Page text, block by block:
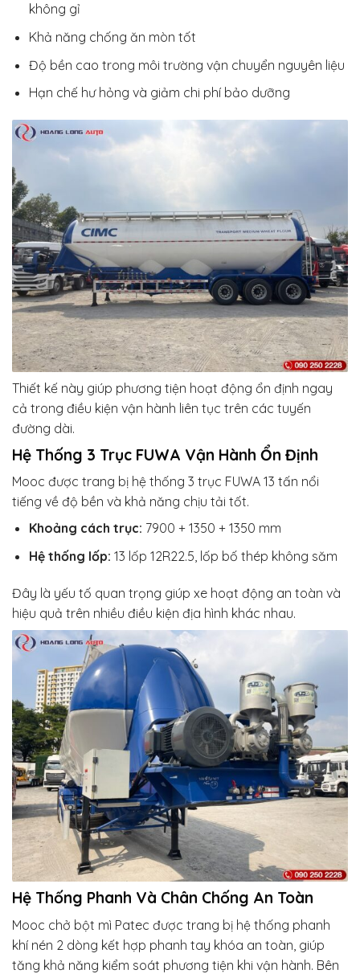
không gỉ
Khả năng chống ăn mòn tốt
Độ bền cao trong môi trường vận chuyển nguyên liệu
Hạn chế hư hỏng và giảm chi phí bảo dưỡng
Thiết kế này giúp phương tiện hoạt động ổn định ngay
cả trong điều kiện vận hành liên tục trên các tuyến
đường dài.
Hệ Thống 3 Trục FUWA Vận Hành Ổn Định
Mooc được trang bị hệ thống 3 trục FUWA 13 tấn nổi
tiếng về độ bền và khả năng chịu tải tốt.
Khoảng cách trục: 7900 + 1350 + 1350 mm
Hệ thống lốp: 13 lốp 12R22.5, lốp bố thép không săm
Đây là yếu tố quan trọng giúp xe hoạt động an toàn và
hiệu quả trên nhiều điều kiện địa hình khác nhau.
Hệ Thống Phanh Và Chân Chống An Toàn
Mooc chở bột mì Patec được trang bị hệ thống phanh
khí nén 2 dòng kết hợp phanh tay khóa an toàn, giúp
tăng khả năng kiểm soát phương tiện khi vận hành. Bên